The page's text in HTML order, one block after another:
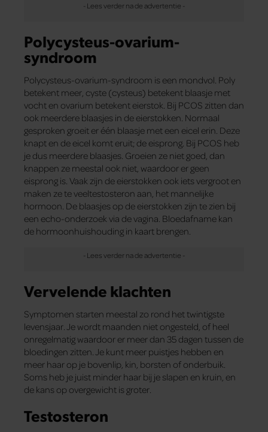
Polycysteus-ovarium-
syndroom
Polycysteus-ovarium-syndroom is een mondvol. Poly
betekent meer, cyste (cysteus) betekent blaasje met
vocht en ovarium betekent eierstok. Bij PCOS zitten dan
ook meerdere blaasjes in de eierstokken. Normaal
gesproken groeit er één blaasje met een eicel erin. Deze
knapt en de eicel komt eruit; de eisprong. Bij PCOS heb
je dus meerdere blaasjes. Groeien ze niet goed, dan
knappen ze meestal ook niet, waardoor er geen
eisprong is. Vaak zijn de eierstokken ook iets vergroot en
maken ze te veeltestosteron aan, het mannelijke
hormoon. De blaasjes op de eierstokken zijn te zien bij
een echo-onderzoek via de vagina. Bloedafname kan
de hormoonhuishouding in kaart brengen.
Vervelende klachten
Symptomen starten meestal zo rond het twintigste
levensjaar. Je wordt maanden niet ongesteld, of heel
onregelmatig waardoor er meer dan 35 dagen tussen de
bloedingen zitten. Je kunt meer puistjes hebben en
meer haar op je bovenlip, kin, borsten of onderbuik.
Soms heb je juist minder haar bij je slapen en kruin, en
de kans op overgewicht is groter.
Testosteron